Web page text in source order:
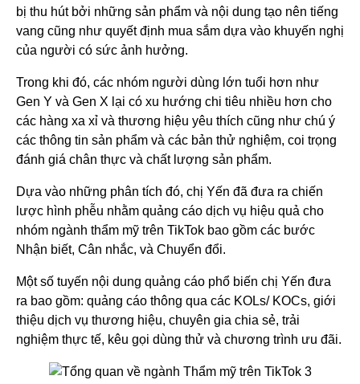
bị thu hút bởi những sản phẩm và nội dung tạo nên tiếng
vang cũng như quyết định mua sắm dựa vào khuyến nghị
của người có sức ảnh hưởng.
Trong khi đó, các nhóm người dùng lớn tuổi hơn như
Gen Y và Gen X lại có xu hướng chi tiêu nhiều hơn cho
các hàng xa xỉ và thương hiệu yêu thích cũng như chú ý
các thông tin sản phẩm và các bản thử nghiệm, coi trọng
đánh giá chân thực và chất lượng sản phẩm.
Dựa vào những phân tích đó, chị Yến đã đưa ra chiến
lược hình phễu nhằm quảng cáo dịch vụ hiệu quả cho
nhóm ngành thẩm mỹ trên TikTok bao gồm các bước
Nhận biết, Cân nhắc, và Chuyển đổi.
Một số tuyến nội dung quảng cáo phổ biến chị Yến đưa
ra bao gồm: quảng cáo thông qua các KOLs/ KOCs, giới
thiệu dịch vụ thương hiệu, chuyên gia chia sẻ, trải
nghiệm thực tế, kêu gọi dùng thử và chương trình ưu đãi.